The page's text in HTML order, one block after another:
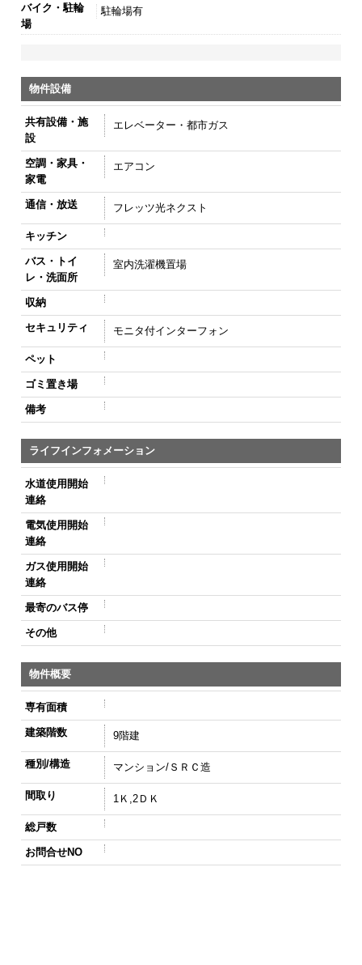
バイク・駐輪
場
駐輪場有
物件設備
共有設備・施
設
エレベーター・都市ガス
空調・家具・
家電
エアコン
通信・放送 フレッツ光ネクスト
キッチン
バス・トイ
レ・洗面所
室内洗濯機置場
収納
セキュリティ モニタ付インターフォン
ペット
ゴミ置き場
備考
ライフインフォメーション
水道使用開始
連絡
電気使用開始
連絡
ガス使用開始
連絡
最寄のバス停
その他
物件概要
専有面積
建築階数 9階建
種別/構造 マンション/ＳＲＣ造
間取り 1Ｋ,2ＤＫ
総戸数
お問合せNO